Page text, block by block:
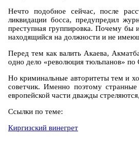
Нечто подобное сейчас, после
ликвидации босса, предупредил
преступная группировка. Почему бы
находящийся на должности и не
Перед тем как валить Акаева,
одно дело «революция тюльпанов»
Но криминальные авторитеты тем и
советчик. Именно поэтому
европейской части дважды
Ссылки по теме:
Киргизский винегрет